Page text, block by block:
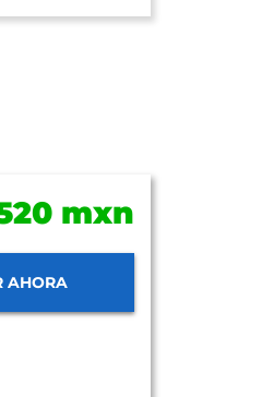
mxn
AHORA